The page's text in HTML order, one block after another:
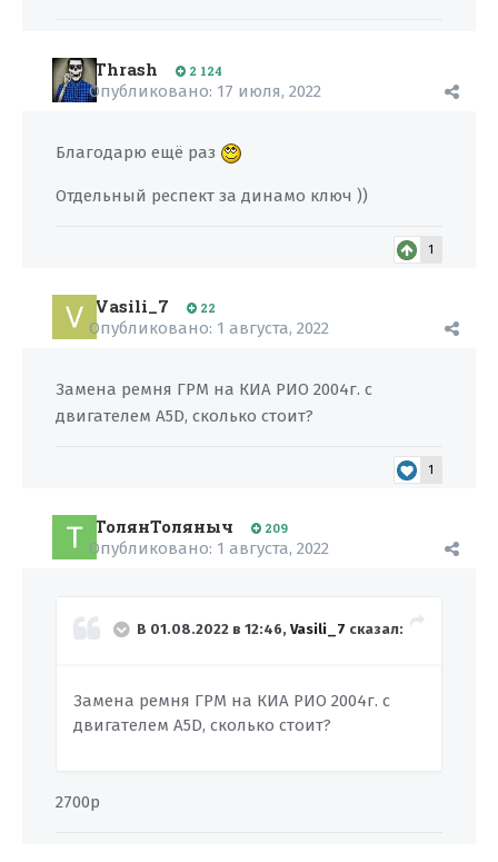
Thrash 2 124
Опубликовано: 17 июля, 2022
Благодарю ещё раз
Отдельный респект за динамо ключ ))
1
Vasili_7 22
Опубликовано: 1 августа, 2022
Замена ремня ГРМ на КИА РИО 2004г. с
двигателем A5D, сколько стоит?
1
ТолянТоляныч 209
Опубликовано: 1 августа, 2022
В 01.08.2022 в 12:46, Vasili_7 сказал:
Замена ремня ГРМ на КИА РИО 2004г. с
двигателем A5D, сколько стоит?
2700р